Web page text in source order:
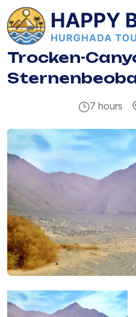
Trocken-
7 hours